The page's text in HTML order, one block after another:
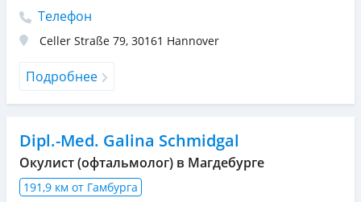
Телефон
Celler Straße 79, 30161 Hannover
Подробнее
Dipl.-Med. Galina Schmidgal
Окулист (офтальмолог) в Магдебурге
191,9 км от Гамбурга